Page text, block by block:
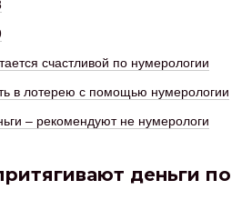
счастливой по нумерологии
в лотерею с помощью нумерологии
– рекомендуют не нумерологи
деньги по